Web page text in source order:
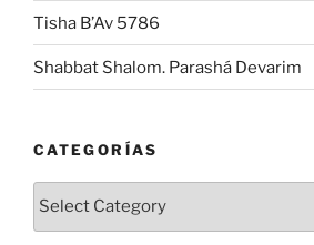
Tisha B’Av 5786
Shabbat Shalom. Parashá Devarim
CATEGORÍAS
Categorías